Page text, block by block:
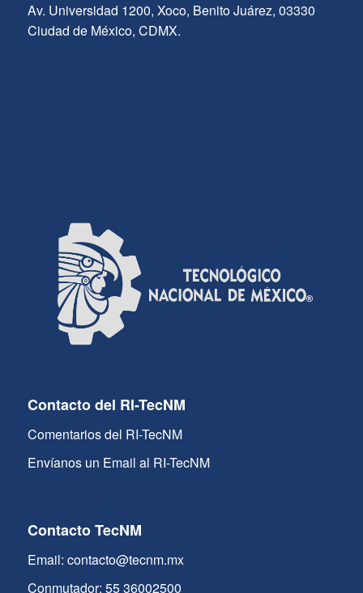
Av. Universidad 1200, Xoco, Benito Juárez, 03330
Ciudad de México, CDMX.
Contacto del RI-TecNM
Comentarios del RI-TecNM
Envíanos un Email al RI-TecNM
Contacto TecNM
Email: contacto@tecnm.mx
Conmutador: 55 36002500